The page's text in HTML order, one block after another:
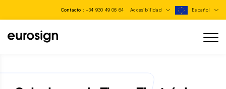
Contacto : +34 930 49 06 64 Accesibilidad Español